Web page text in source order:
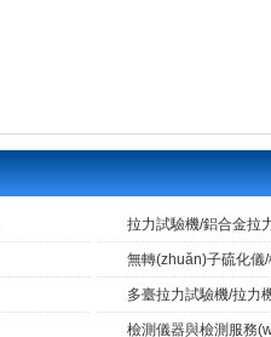
拉力試驗機/鋁合金拉
無轉(zhuǎn)子硫化儀
多臺拉力試驗機/拉力
檢測儀器與檢測服務